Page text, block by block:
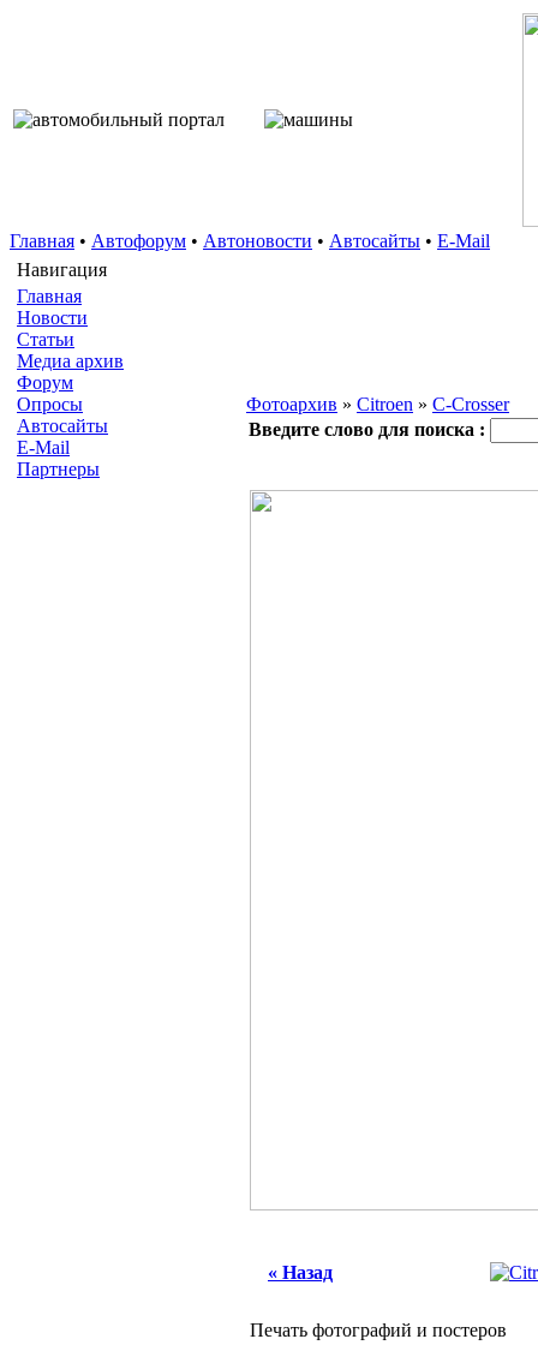
Главная • Автофорум • Автоновости • Автосайты • E-Mail
Навигация
Главная
Новости
Статьи
Медиа архив
Форум
Опросы
Автосайты
E-Mail
Партнеры
Фотоархив » Citroen » C-Crosser
Введите слово для поиска :
« Назад
Печать фотографий и постеров